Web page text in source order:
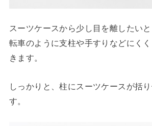
スーツケースから少し目を離したい
転車のように支柱や手すりなどにく
きます。
しっかりと、柱にスーツケースが括
す。